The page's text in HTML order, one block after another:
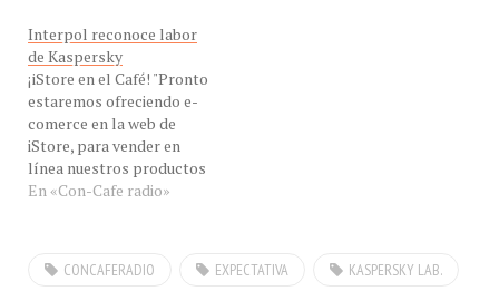
Interpol reconoce labor
de Kaspersky
¡iStore en el Café! "Pronto
estaremos ofreciendo e-
comerce en la web de
iStore, para vender en
línea nuestros productos
en República Dominicana y
el Sr. Dmitry Bestuzhev ,
En «Con-Cafe radio»
CONCAFERADIO EXPECTATIVA KASPERSKY LAB.